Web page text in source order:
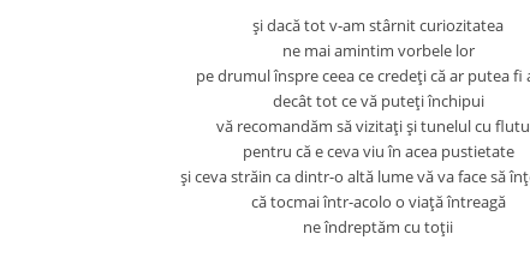
şi dacă tot v-am stârnit curiozitatea
ne mai amintim vorbele lor
pe drumul înspre ceea ce credeţi că ar putea fi
decât tot ce vă puteţi închipui
vă recomandăm să vizitaţi şi tunelul cu
pentru că e ceva viu în acea pustietate
şi ceva străin ca dintr-o altă lume vă va face să
că tocmai într-acolo o viaţă întreagă
ne îndreptăm cu toţii